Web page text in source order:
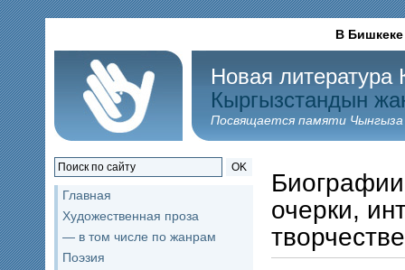
В Бишкеке
Новая литература
Кыргызстандын
Посвящается памяти
OK
Главная
Художественная проза
— в том числе по жанрам
Поэзия
очерки,
творчестве